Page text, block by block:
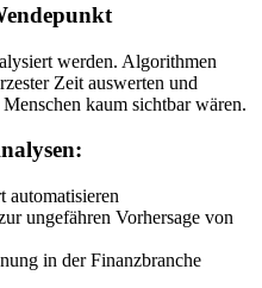
werden. Algorithmen
Zeit auswerten und
kaum sichtbar wären.
automatisieren
ungefähren Vorhersage von
in der Finanzbranche